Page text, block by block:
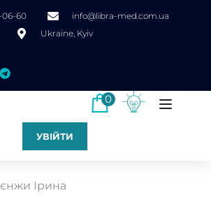
06-60
info@libra-med.com.ua
Ukraine, Kyiv
0
УВІЙТИ
Ірина